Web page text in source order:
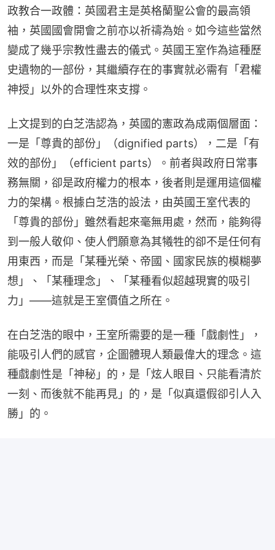
政教合一政體：英國君主是英格蘭聖公會的最高領
袖，英國國會開會之前亦以祈禱為始。如今這些當然
變成了幾乎宗教性盡去的儀式。英國王室作為這種歷
史遺物的一部份，其繼續存在的事實就必需有「君權
神授」以外的合理性來支撐。
上文提到的白芝浩認為，英國的憲政為成兩個層面：
一是「尊貴的部份」（dignified parts），二是「有
效的部份」（efficient parts）。前者與政府日常事
務無關，卻是政府權力的根本，後者則是運用這個權
力的架構。根據白芝浩的設法，由英國王室代表的
「尊貴的部份」雖然看起來毫無用處，然而，能夠得
到一般人敬仰、使人們願意為其犧牲的卻不是任何有
用東西，而是「某種光榮、帝國、國家民族的模糊夢
想」、「某種理念」、「某種看似超越現實的吸引
力」——這就是王室價值之所在。
在白芝浩的眼中，王室所需要的是一種「戲劇性」，
能吸引人們的感官，企圖體現人類最偉大的理念。這
種戲劇性是「神秘」的，是「炫人眼目、只能看清於
一刻、而後就不能再見」的，是「似真還假卻引人入
勝」的。